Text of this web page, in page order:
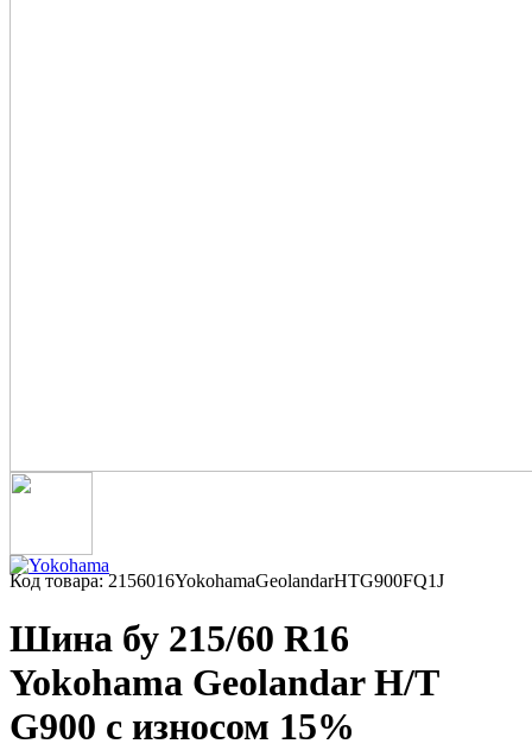
Код товара: 2156016YokohamaGeolandarHTG900FQ1J
Шина бу 215/60 R16
Yokohama Geolandar H/T
G900 с износом 15%